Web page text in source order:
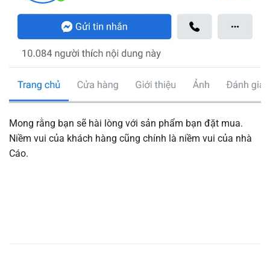
Mong rằng bạn sẽ hài lòng với sản phẩm bạn đặt mua.
Niềm vui của khách hàng cũng chính là niềm vui của nhà
Cáo.